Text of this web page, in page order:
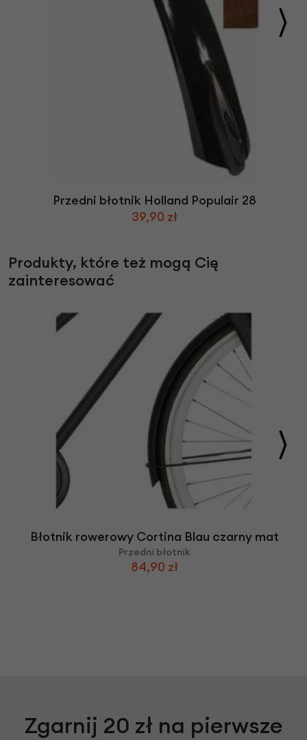
Przedni błotnik Holland Populair 28
39,90 zł
Produkty, które też mogą Cię
zainteresować
Błotnik rowerowy Cortina Blau czarny mat
Przedni błotnik
84,90 zł
Zgarnij 20 zł na pierwsze